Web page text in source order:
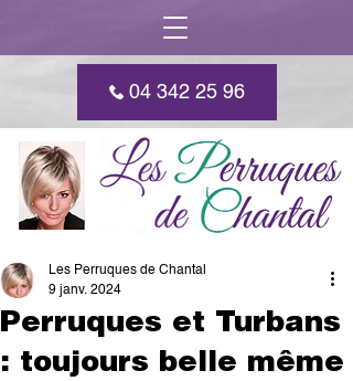
04 342 25 96
Perruques et Turbans
: toujours belle même
Les Perruques de Chantal
9 janv. 2024